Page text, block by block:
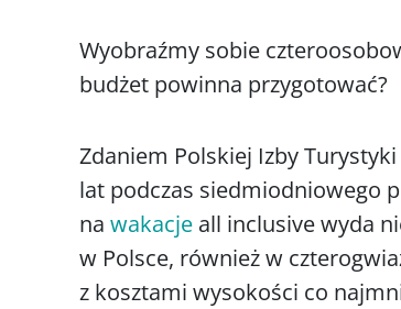
Wyobraźmy sobie
budżet powinna przygotować?
Zdaniem Polskiej Izby
lat podczas siedmiodniowego
na wakacje all inclusive wyda
w Polsce, również w
z kosztami wysokości co